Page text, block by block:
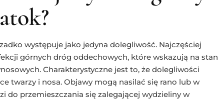
występuje jako jedyna dolegliwość. Najczęściej
górnych dróg oddechowych, które wskazują na stan
Charakterystyczne jest to, że dolegliwości
twarzy i nosa. Objawy mogą nasilać się rano lub w
do przemieszczania się zalegającej wydzieliny w